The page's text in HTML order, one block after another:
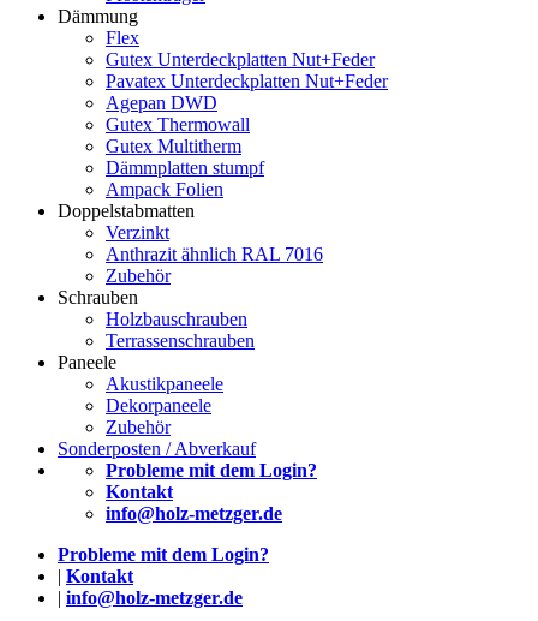
Dämmung
Flex
Gutex Unterdeckplatten Nut+Feder
Pavatex Unterdeckplatten Nut+Feder
Agepan DWD
Gutex Thermowall
Gutex Multitherm
Dämmplatten stumpf
Ampack Folien
Doppelstabmatten
Verzinkt
Anthrazit ähnlich RAL 7016
Zubehör
Schrauben
Holzbauschrauben
Terrassenschrauben
Paneele
Akustikpaneele
Dekorpaneele
Zubehör
Sonderposten / Abverkauf
Probleme mit dem Login?
Kontakt
info@holz-metzger.de
Probleme mit dem Login?
| Kontakt
| info@holz-metzger.de